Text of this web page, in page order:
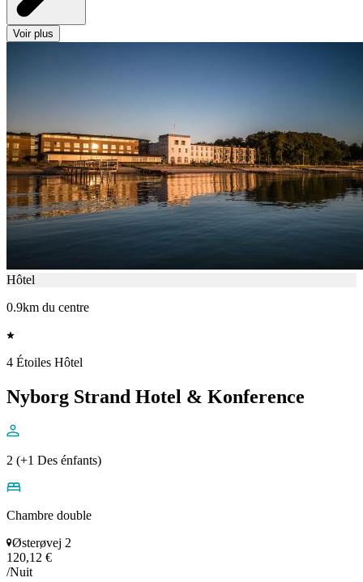
Voir plus
Hôtel
0.9km du centre
4 Étoiles Hôtel
Nyborg Strand Hotel & Konference
2 (+1 Des énfants)
Chambre double
Østerøvej 2
120,12 €
/Nuit